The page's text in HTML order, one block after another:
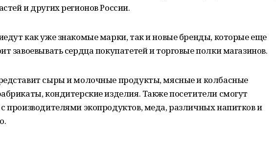
и других регионов России.
как уже знакомые марки, так и новые бренды, которые еще
завоевывать сердца покупатетей и торговые полки магазинов.
сыры и молочные продукты, мясные и колбасные
кондитерские изделия. Также посетители смогут
производителями экопродуктов, меда, различных напитков и